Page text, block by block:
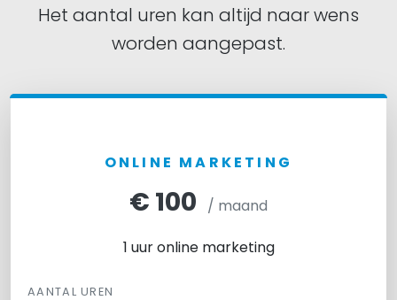
Het aantal uren kan altijd naar wens
worden aangepast.
ONLINE MARKETING
€ 100 / maand
1 uur online marketing
AANTAL UREN